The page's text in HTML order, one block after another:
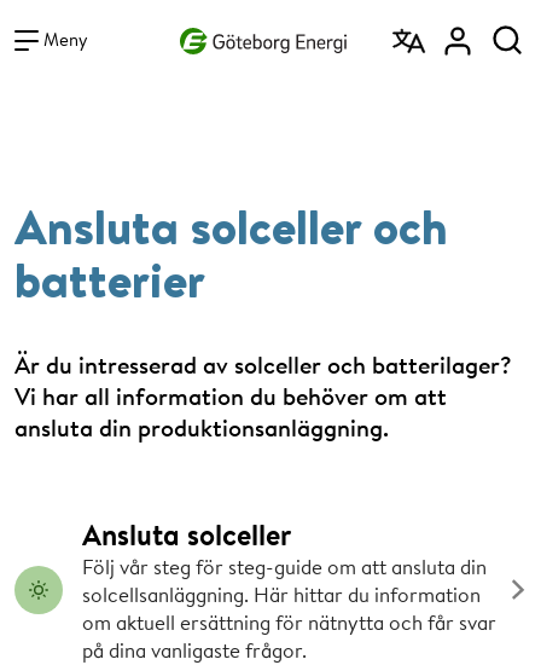
Meny
Ansluta solceller och
batterier
Är du intresserad av solceller och batterilager?
Vi har all information du behöver om att
ansluta din produktionsanläggning.
Ansluta solceller
Följ vår steg för steg-guide om att ansluta din
solcellsanläggning. Här hittar du information
om aktuell ersättning för nätnytta och får svar
på dina vanligaste frågor.